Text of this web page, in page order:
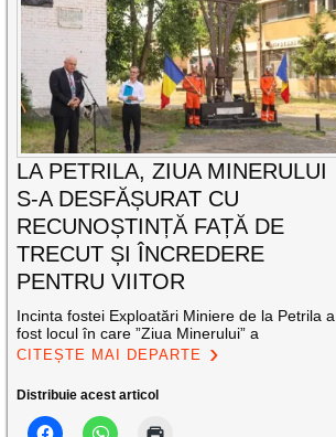
LA PETRILA, ZIUA MINERULUI
S-A DESFĂȘURAT CU
RECUNOȘTINȚĂ FAȚĂ DE
TRECUT ȘI ÎNCREDERE
PENTRU VIITOR
Incinta fostei Exploatări Miniere de la Petrila a
fost locul în care ”Ziua Minerului” a
CITEȘTE MAI DEPARTE
Distribuie acest articol